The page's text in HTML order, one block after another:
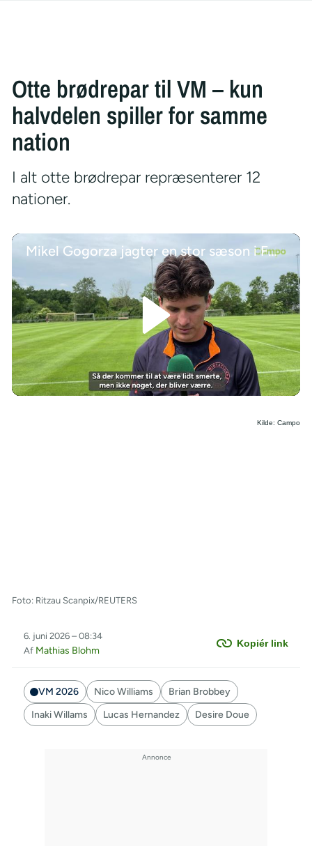
Otte brødrepar til VM – kun
halvdelen spiller for samme
nation
I alt otte brødrepar repræsenterer 12
nationer.
Mikel Gogorza jagter en stor sæson i FCM
/
Kilde: Campo
Foto: Ritzau Scanpix/REUTERS
Kopiér link
6. juni 2026 – 08:34
Af Mathias Blohm
VM 2026 Nico Williams
Brian Brobbey
Inaki Willams
Lucas Hernandez Desire Doue